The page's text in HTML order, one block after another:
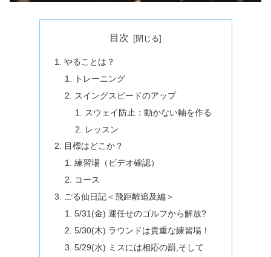
目次
やることは？
トレーニング
スイングスピードのアップ
スウェイ防止：動かない軸を作る
レッスン
目標はどこか？
練習場（ビデオ確認）
コース
ごる仙日記＜飛距離追及編＞
5/31(金) 運任せのゴルフから解放?
5/30(木) ラウンドは貴重な練習場！
5/29(水) ミスには相応の罰,そして